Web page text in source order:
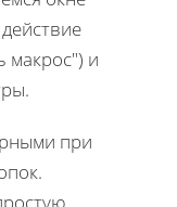
макрос") и
при